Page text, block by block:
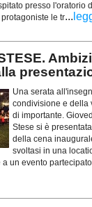
presso l'oratorio
le tr...
Una serata
condivisione e della
di importante.
Stese si è
della cena
svoltasi in una
un evento